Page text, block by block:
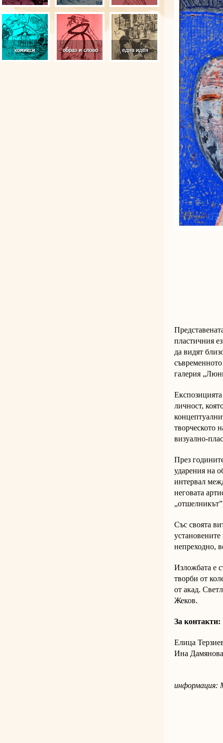
пластичния
да видят
галерия
личност,
творческото
визуално-
През
ударения на
интервал
неговата
Със своята
непреходно,
Изложбата е
творби от
от акад.
Жеков.
За контакти:
Елица
Ина
информация: